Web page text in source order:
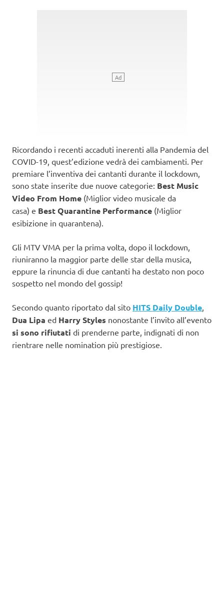
Ricordando i recenti accaduti inerenti alla Pandemia del
COVID-19, quest’edizione vedrà dei cambiamenti. Per
premiare l’inventiva dei cantanti durante il lockdown,
sono state inserite due nuove categorie: Best Music
Video From Home (Miglior video musicale da
casa) e Best Quarantine Performance (Miglior
esibizione in quarantena).
Gli MTV VMA per la prima volta, dopo il lockdown,
riuniranno la maggior parte delle star della musica,
eppure la rinuncia di due cantanti ha destato non poco
sospetto nel mondo del gossip!
Secondo quanto riportato dal sito HITS Daily Double
Dua Lipa ed Harry Styles nonostante l’invito all’evento
si sono rifiutati di prenderne parte, indignati di non
rientrare nelle nomination più prestigiose.